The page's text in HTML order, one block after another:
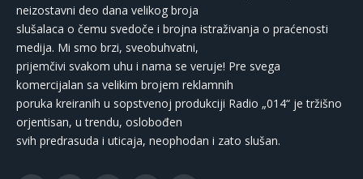
neizostavni deo dana velikog broja
slušalaca o čemu svedoče i brojna istraživanja o praćenosti
medija. Mi smo brzi, sveobuhvatni,
prijemčivi svakom uhu i nama se veruje! Pre svega
komercijalan sa velikim brojem reklamnih
poruka kreiranih u sopstvenoj produkciji Radio „014“ je tržišno
orjentisan, u trendu, oslobođen
svih predrasuda i uticaja, neophodan i zato slušan.